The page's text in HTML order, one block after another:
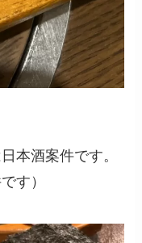
本酒案件です。
す）